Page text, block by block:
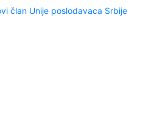
član Unije poslodavaca Srbije